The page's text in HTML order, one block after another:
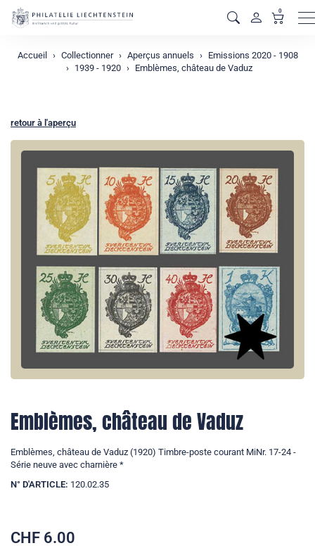
0
Accueil Collectionner Aperçus annuels
Emissions 2020 - 1908
1939 - 1920
Emblèmes, château de Vaduz
retour à l'aperçu
Emblèmes, château de Vaduz
Emblèmes, château de Vaduz (1920) Timbre-poste courant MiNr. 17-24 -
Série neuve avec charnière *
N° D'ARTICLE: 120.02.35
CHF 6.00